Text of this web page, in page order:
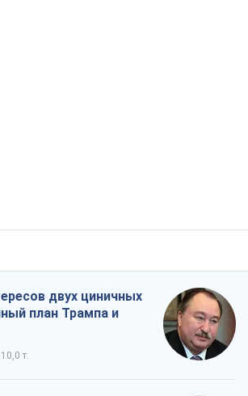
двух циничных
план Трампа и
10,0 т.